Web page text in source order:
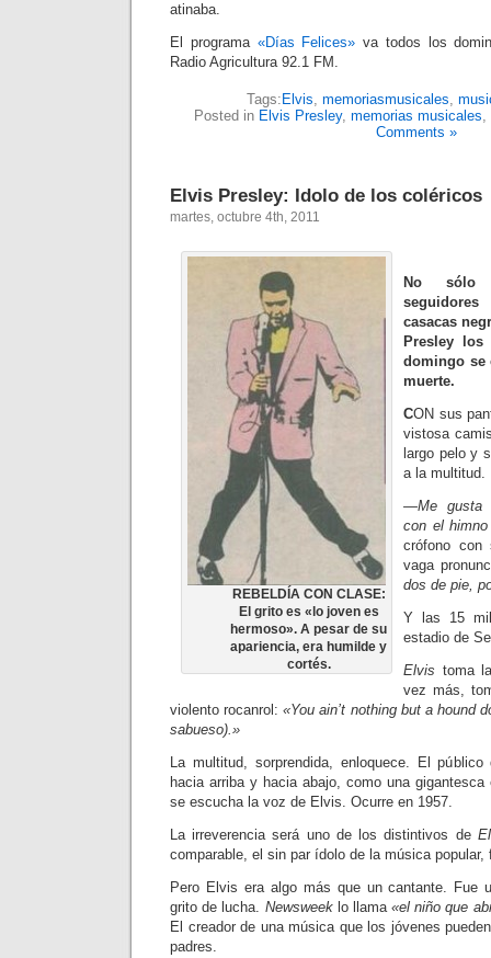
atinaba.
El programa «Días Felices» va todos los
Radio Agricultura 92.1 FM.
Tags: Elvis, memoriasmusicales,
Posted in Elvis Presley, memorias musicales,
Comments »
Elvis Presley: Idolo de los coléricos
martes, octubre 4th, 2011
REBELDÍA CON CLASE:
El grito es «lo joven es
hermoso». A pesar de su
apariencia, era humilde y
cortés.
No sólo
casacas
Presley
domingo se
muerte.
CON sus
vis­tosa
largo pelo y
a la multitud.
—Me gusta
con el
crófono con
vaga
dos de pie,
Y las 15
estadio de
Elvis toma
vez más,
violento rocanrol:«You ain’t nothing but a hound
sabueso).»
La multitud, sorprendida, enloque­ce. El
hacia arriba y hacia abajo, como una
se escucha la voz de Elvis. Ocurre en 1957.
La irreverencia será uno de los dis­tintivos de
comparable, el sin par ídolo de la mú­sica
Pero Elvis era algo más que un cantan­te. Fue
grito de lucha. Newsweeklo llama «el niño que
El creador de una música que los jóvenes
padres.